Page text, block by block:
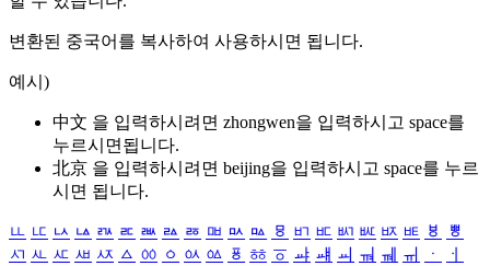
변환된 중국어를 복사하여 사용하시면 됩니다.
예시)
中文 을 입력하시려면 zhongwen을 입력하시고 space를
누르시면됩니다.
北京 을 입력하시려면 beijing을 입력하시고 space를 누르
시면 됩니다.
ㅥ ㅦ ㅧ ㅨ ㅩ ㅪ ㅫ ㅬ ㅭ ㅮ ㅯ ㅰ ㅱ ㅲ ㅳ ㅴ ㅵ ㅶ ㅷ ㅸ
ㅹ
ㅺ ㅻ ㅼ ㅽ ㅾ ㅿ ㆀ ㆁ ㆂ ㆃ ㆄ ㆅ ㆆ ㆇ ㆈ ㆉ ㆊ ㆋ ㆌ ㆍ
ㆎ